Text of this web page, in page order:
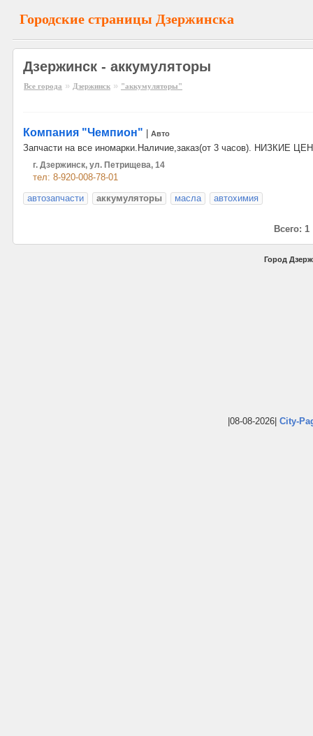
Городские страницы Дзержинска
Дзержинск - аккумуляторы
Все города » Дзержинск » "аккумуляторы"
Компания "Чемпион" Авто
Запчасти на все иномарки.Наличие,заказ(от 3 часов). НИЗКИЕ
г. Дзержинск, ул. Петрищева, 14
тел: 8-920-008-78-01
автозапчасти
аккумуляторы масла автохимия
Всего: 1
Город
|08-08-2026| City-